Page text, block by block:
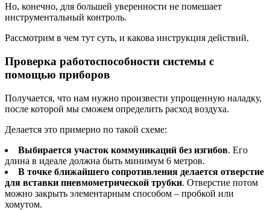
Но, конечно, для большей уверенности не помешает
инструментальный контроль.
Рассмотрим в чем тут суть, и какова инструкция действий.
Проверка работоспособности системы с
помощью приборов
Получается, что нам нужно произвести упрощенную наладку,
после которой мы сможем определить расход воздуха.
Делается это примерно по такой схеме:
Выбирается участок коммуникаций без изгибов. Его
длина в идеале должна быть минимум 6 метров.
В точке ближайшего сопротивления делается отверстие
для вставки пневмометрической трубки. Отверстие потом
можно закрыть элементарным способом – пробкой или
хомутом.